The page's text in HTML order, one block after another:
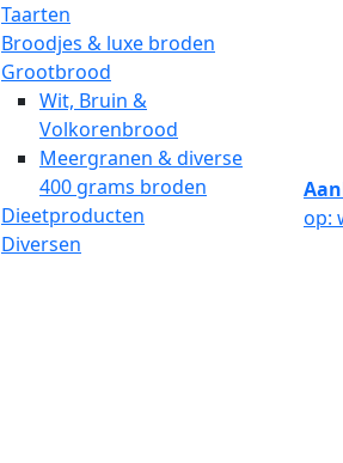
Taarten
Broodjes & luxe broden
Grootbrood
Wit, Bruin &
Volkorenbrood
Meergranen & diverse
400 grams broden
Dieetproducten
Diversen
op: